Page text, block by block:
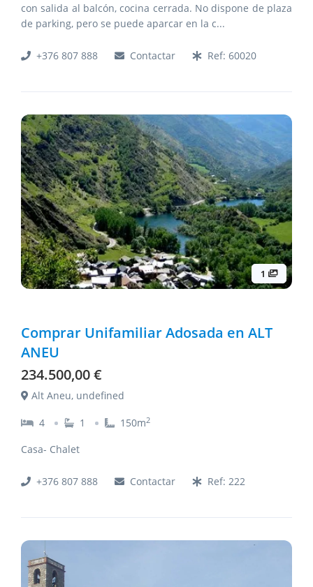
con salida al balcón, cocina cerrada. No dispone de plaza
de parking, pero se puede aparcar en la c...
+376 807 888 Contactar Ref: 60020
1
Comprar Unifamiliar Adosada en ALT
ANEU
234.500,00 €
Alt Aneu, undefined
4 1 150m2
Casa- Chalet
+376 807 888 Contactar Ref: 222